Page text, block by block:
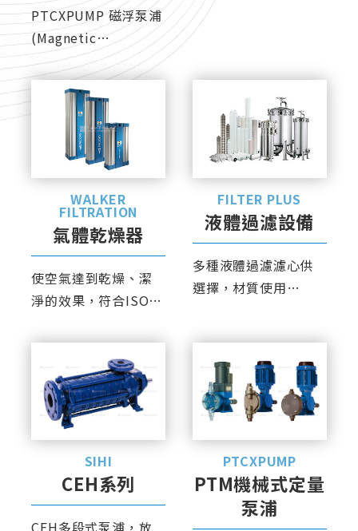
PTCXPUMP 磁浮泵浦
(Magnetic
Levitation Pump) 採
用一體化磁浮設計，
免除傳動軸與機械軸
封，實現真正的零接
觸運轉。
清功能，耐長時間運
轉。
WALKER
FILTRATION
氣體乾燥器
使空氣達到乾燥、潔
淨的效果，符合ISO標
FILTER PLUS
液體過濾設備
多種液體過濾濾心供
選擇，材質使用
SIHI
CEH系列
CEH多段式泵浦，放
PTCXPUMP
PTM機械式定量
泵浦